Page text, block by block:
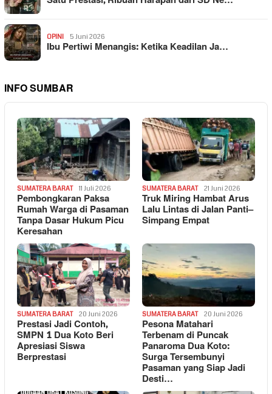
OPINI 5 Juni 2026
Ibu Pertiwi Menangis: Ketika Keadilan Ja…
INFO SUMBAR
SUMATERA BARAT 11 Juli 2026
Pembongkaran Paksa
Rumah Warga di Pasaman
Tanpa Dasar Hukum Picu
Keresahan
SUMATERA BARAT 21 Juni 2026
Truk Miring Hambat Arus
Lalu Lintas di Jalan Panti–
Simpang Empat
SUMATERA BARAT 20 Juni 2026
Prestasi Jadi Contoh,
SMPN 1 Dua Koto Beri
Apresiasi Siswa
Berprestasi
SUMATERA BARAT 20 Juni 2026
Pesona Matahari
Terbenam di Puncak
Panaroma Dua Koto:
Surga Tersembunyi
Pasaman yang Siap Jadi
Desti…